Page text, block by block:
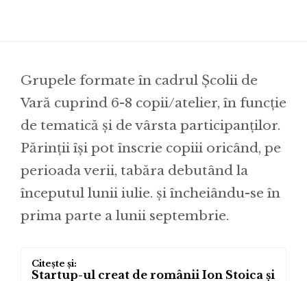
Grupele formate în cadrul Școlii de
Vară cuprind 6-8 copii/atelier, în funcție
de tematică și de vârsta participanților.
Părinții își pot înscrie copiii oricând, pe
perioada verii, tabăra debutând la
începutul lunii iulie. și încheiându-se în
prima parte a lunii septembrie.
Startup-ul creat de românii Ion Stoica și